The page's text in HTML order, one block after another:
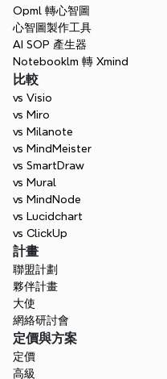
Opml 轉心智圖
心智圖製作工具
AI SOP 產生器
Notebooklm 轉 Xmind
比較
vs Visio
vs Miro
vs Milanote
vs MindMeister
vs SmartDraw
vs Mural
vs MindNode
vs Lucidchart
vs ClickUp
計畫
聯盟計劃
夥伴計畫
大使
網絡研討會
定價與方案
定價
高級